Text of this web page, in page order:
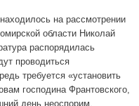
на рассмотрении
области Николай
распорядилась
проводиться
требуется «установить
господина Франтовского,
день неоспорим.